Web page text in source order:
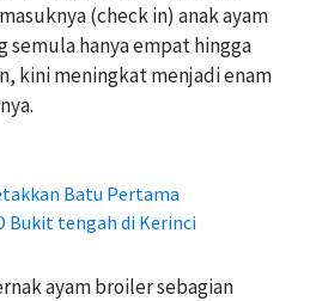
(check in) anak ayam
semula hanya empat hingga
kini meningkat menjadi enam
Batu Pertama
Bukit tengah di Kerinci
ayam broiler sebagian